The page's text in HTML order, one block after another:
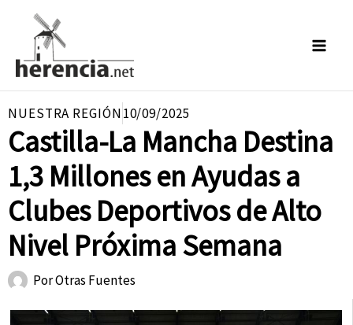
contenido
NUESTRA REGIÓN10/09/2025
Castilla-La Mancha Destina
1,3 Millones en Ayudas a
Clubes Deportivos de Alto
Nivel Próxima Semana
PorOtras Fuentes